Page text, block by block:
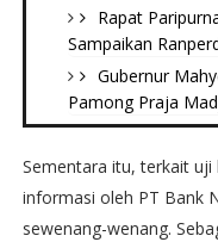
Rapat
Sampaikan
Gubernur
Pamong Praja
Sementara itu, terkait
informasi oleh PT Bank
sewenang-wenang.